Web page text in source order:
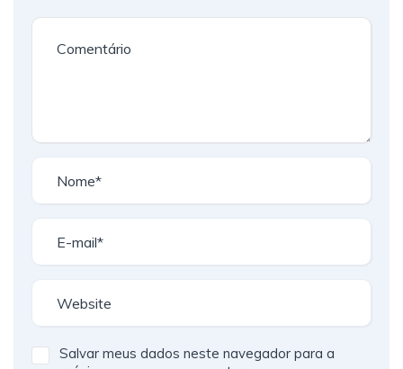
Salvar meus dados neste navegador para a